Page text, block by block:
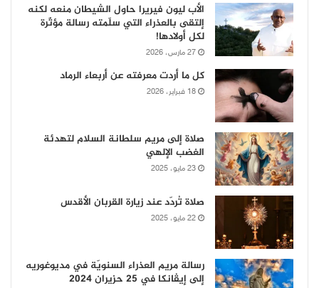
الأب ليون فيريرا حاول الشيطان منعه لكنه
إلتقى بالعذراء التي سلّمته رسالة مؤثّرة
لكل أولادها!
27 مارس، 2026
كل ما أردت معرفته عن أربعاء الرماد
18 فبراير، 2026
صلاة إلى مريم سلطانة السلام لتهدئة
الغضب الإلهي
23 مايو، 2025
صلاة تُردّد عند زيارة القربان الأقدس
22 مايو، 2025
رسالة مريم العذراء السنويّة في مديوغوريه
إلى إيڤانكا في 25 حزيران 2024